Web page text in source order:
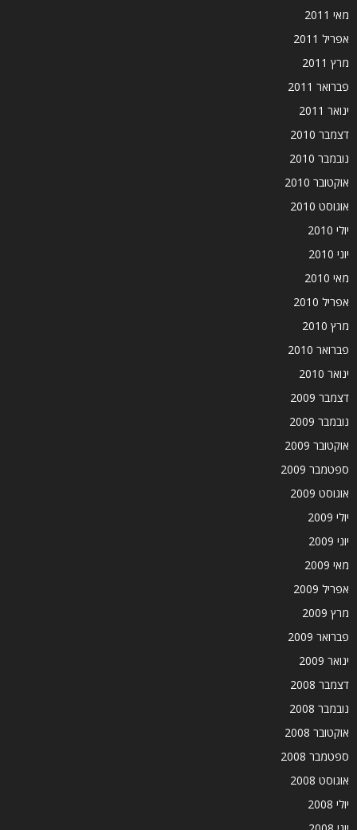
מאי 2011
אפריל 2011
מרץ 2011
פברואר 2011
ינואר 2011
דצמבר 2010
נובמבר 2010
אוקטובר 2010
אוגוסט 2010
יולי 2010
יוני 2010
מאי 2010
אפריל 2010
מרץ 2010
פברואר 2010
ינואר 2010
דצמבר 2009
נובמבר 2009
אוקטובר 2009
ספטמבר 2009
אוגוסט 2009
יולי 2009
יוני 2009
מאי 2009
אפריל 2009
מרץ 2009
פברואר 2009
ינואר 2009
דצמבר 2008
נובמבר 2008
אוקטובר 2008
ספטמבר 2008
אוגוסט 2008
יולי 2008